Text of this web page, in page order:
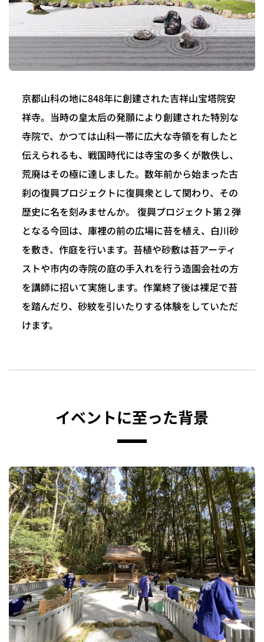
京都山科の地に848年に創建された吉祥山宝塔院安
祥寺。当時の皇太后の発願により創建された特別な
寺院で、かつては山科一帯に広大な寺領を有したと
伝えられるも、戦国時代には寺宝の多くが散佚し、
荒廃はその極に達しました。数年前から始まった古
刹の復興プロジェクトに復興衆として関わり、その
歴史に名を刻みませんか。 復興プロジェクト第２弾
となる今回は、庫裡の前の広場に苔を植え、白川砂
を敷き、作庭を行います。苔植や砂敷は苔アーティ
ストや市内の寺院の庭の手入れを行う造園会社の方
を講師に招いて実施します。作業終了後は裸足で苔
を踏んだり、砂紋を引いたりする体験をしていただ
けます。
イベントに至った背景